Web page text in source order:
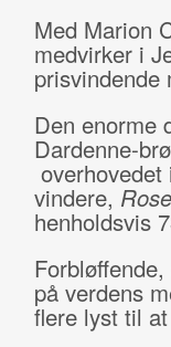
Med Marion
medvirker i
Den enorme
Dardenne-
vindere,
henholdsvis
på verdens
flere lyst til